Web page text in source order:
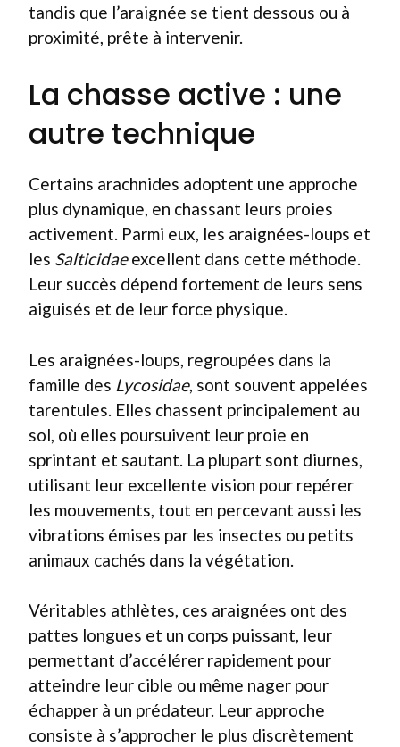
tandis que l’araignée se tient dessous ou à
proximité, prête à intervenir.
La chasse active : une
autre technique
Certains arachnides adoptent une approche
plus dynamique, en chassant leurs proies
activement. Parmi eux, les araignées-loups et
les Salticidaeexcellent dans cette méthode.
Leur succès dépend fortement de leurs sens
aiguisés et de leur force physique.
Les araignées-loups, regroupées dans la
famille des Lycosidae, sont souvent appelées
tarentules. Elles chassent principalement au
sol, où elles poursuivent leur proie en
sprintant et sautant. La plupart sont diurnes,
utilisant leur excellente vision pour repérer
les mouvements, tout en percevant aussi les
vibrations émises par les insectes ou petits
animaux cachés dans la végétation.
Véritables athlètes, ces araignées ont des
pattes longues et un corps puissant, leur
permettant d’accélérer rapidement pour
atteindre leur cible ou même nager pour
échapper à un prédateur. Leur approche
consiste à s’approcher le plus discrètement